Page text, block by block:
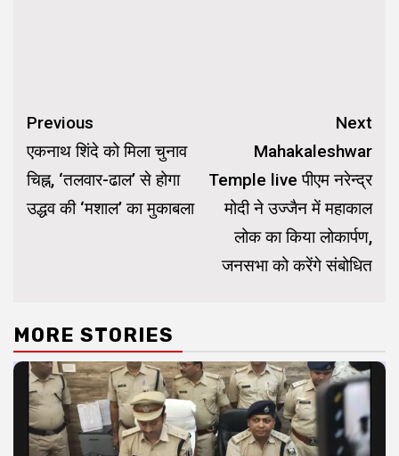
Continue
Reading
Previous
एकनाथ शिंदे को मिला चुनाव
चिह्न, ‘तलवार-ढाल’ से होगा
उद्धव की ‘मशाल’ का मुकाबला
Next
Mahakaleshwar
Temple live पीएम नरेन्द्र
मोदी ने उज्जैन में महाकाल
लोक का किया लोकार्पण,
जनसभा को करेंगे संबोधित
MORE STORIES